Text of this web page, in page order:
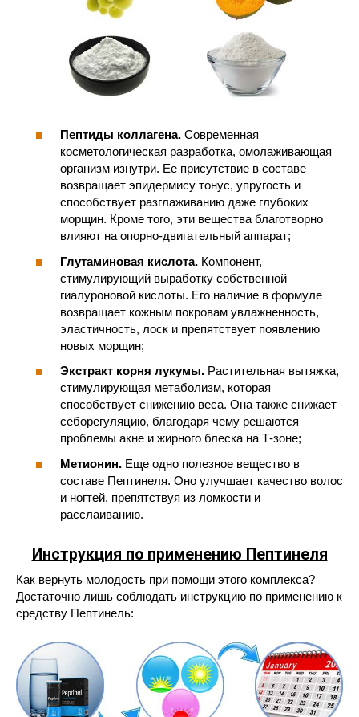
Пептиды коллагена. Современная
косметологическая разработка, омолаживающая
организм изнутри. Ее присутствие в составе
возвращает эпидермису тонус, упругость и
способствует разглаживанию даже глубоких
морщин. Кроме того, эти вещества благотворно
влияют на опорно-двигательный аппарат;
Глутаминовая кислота. Компонент,
стимулирующий выработку собственной
гиалуроновой кислоты. Его наличие в формуле
возвращает кожным покровам увлажненность,
эластичность, лоск и препятствует появлению
новых морщин;
Экстракт корня лукумы. Растительная вытяжка,
стимулирующая метаболизм, которая
способствует снижению веса. Она также снижает
себорегуляцию, благодаря чему решаются
проблемы акне и жирного блеска на Т-зоне;
Метионин. Еще одно полезное вещество в
составе Пептинеля. Оно улучшает качество волос
и ногтей, препятствуя из ломкости и
расслаиванию.
Инструкция по применению Пептинеля
Как вернуть молодость при помощи этого комплекса?
Достаточно лишь соблюдать инструкцию по применению к
средству Пептинель: